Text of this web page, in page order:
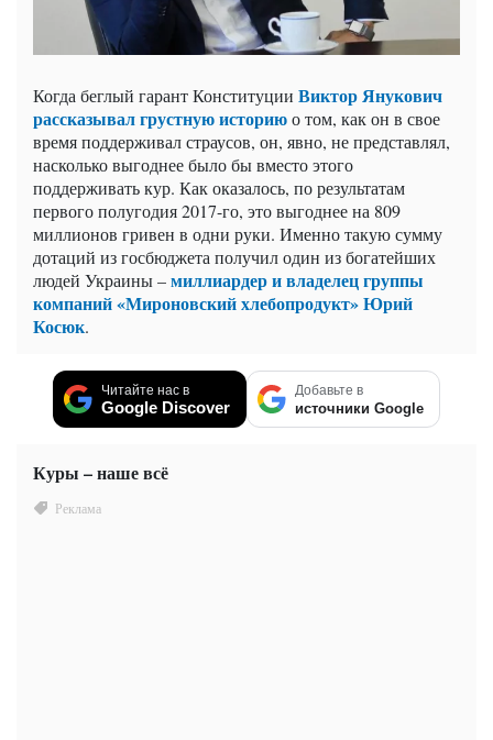
Когда беглый гарант Конституции Виктор Янукович
рассказывал грустную историюо том, как он в свое
время поддерживал страусов, он, явно, не представлял,
насколько выгоднее было бы вместо этого
поддерживать кур. Как оказалось, по результатам
первого полугодия 2017-го, это выгоднее на 809
миллионов гривен в одни руки. Именно такую сумму
дотаций из госбюджета получил один из богатейших
людей Украины –миллиардер и владелец группы
компаний «Мироновский хлебопродукт» Юрий
Косюк.
Читайте нас в
Google Discover
Добавьте в
источники Google
Куры – наше всё